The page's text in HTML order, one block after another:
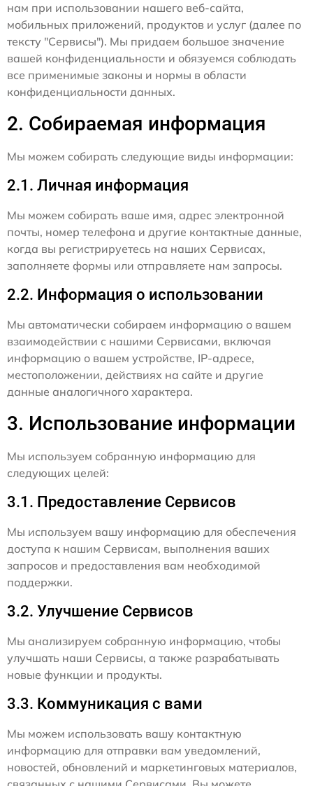
нам при использовании нашего веб-сайта,
мобильных приложений, продуктов и услуг (далее по
тексту "Сервисы"). Мы придаем большое значение
вашей конфиденциальности и обязуемся соблюдать
все применимые законы и нормы в области
конфиденциальности данных.
2. Собираемая информация
Мы можем собирать следующие виды информации:
2.1. Личная информация
Мы можем собирать ваше имя, адрес электронной
почты, номер телефона и другие контактные данные,
когда вы регистрируетесь на наших Сервисах,
заполняете формы или отправляете нам запросы.
2.2. Информация о использовании
Мы автоматически собираем информацию о вашем
взаимодействии с нашими Сервисами, включая
информацию о вашем устройстве, IP-адресе,
местоположении, действиях на сайте и другие
данные аналогичного характера.
3. Использование информации
Мы используем собранную информацию для
следующих целей:
3.1. Предоставление Сервисов
Мы используем вашу информацию для обеспечения
доступа к нашим Сервисам, выполнения ваших
запросов и предоставления вам необходимой
поддержки.
3.2. Улучшение Сервисов
Мы анализируем собранную информацию, чтобы
улучшать наши Сервисы, а также разрабатывать
новые функции и продукты.
3.3. Коммуникация с вами
Мы можем использовать вашу контактную
информацию для отправки вам уведомлений,
новостей, обновлений и маркетинговых материалов,